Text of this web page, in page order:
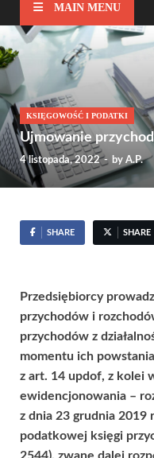
MAIN MENU
KSIĘGOWOŚĆ I PODATKI
Ujmowanie
4 listopada, 2022- by A.P.
SHARE SHARE
Przedsiębiorcy
przychodów i
przychodów z
momentu ich
z art. 14 updof, z kolei
ewidencjonowania –
z dnia 23 grudnia 2019
podatkowej księgi
2544), zwane dalej